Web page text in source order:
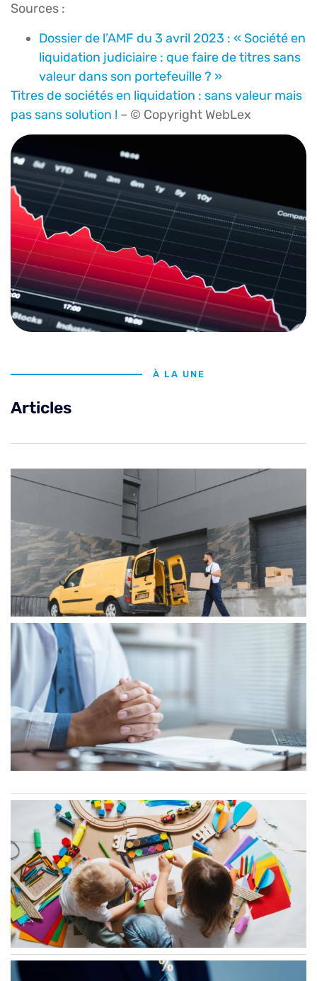
Sources :
Dossier de l’AMF du 3 avril 2023 : « Société en
liquidation judiciaire : que faire de titres sans
valeur dans son portefeuille ? »
Titres de sociétés en liquidation : sans valeur mais
pas sans solution ! – © Copyright WebLex
À LA UNE
Articles